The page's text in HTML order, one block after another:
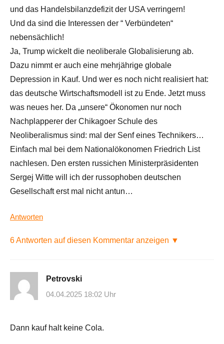
und das Handelsbilanzdefizit der USA verringern!
Und da sind die Interessen der “ Verbündeten“
nebensächlich!
Ja, Trump wickelt die neoliberale Globalisierung ab.
Dazu nimmt er auch eine mehrjährige globale
Depression in Kauf. Und wer es noch nicht realisiert hat:
das deutsche Wirtschaftsmodell ist zu Ende. Jetzt muss
was neues her. Da „unsere“ Ökonomen nur noch
Nachplapperer der Chikagoer Schule des
Neoliberalismus sind: mal der Senf eines Technikers…
Einfach mal bei dem Nationalökonomen Friedrich List
nachlesen. Den ersten russichen Ministerpräsidenten
Sergej Witte will ich der russophoben deutschen
Gesellschaft erst mal nicht antun…
Antworten
6 Antworten auf diesen Kommentar anzeigen ▼
Petrovski
04.04.2025 18:02 Uhr
Dann kauf halt keine Cola.